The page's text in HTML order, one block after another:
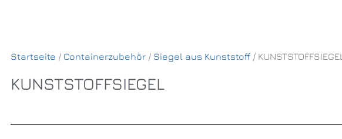
Startseite / Containerzubehör/ Siegel aus Kunststoff/ KUNSTSTOFFSIEGEL
KUNSTSTOFFSIEGEL